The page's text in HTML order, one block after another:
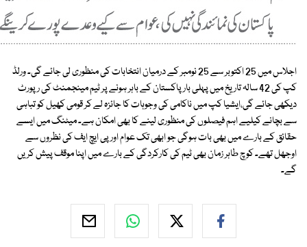
اجلاس میں 25 اکتوبر سے 25 نومبر کے درمیان انتخابات کی منظوری لی جائے گی۔ ورلڈ
کپ کی 42 سالہ تاریخ میں پہلی بار پاکستان کے باہر ہونے پر ٹیم مینجمنٹ کی رپورٹ
دیکھی جائے گی،ایشیا کپ میں ناکامی کی وجوہات کا جائزہ لے کر قومی کھیل کو تباہی
سے بچانے کیلیے اہم فیصلوں کی منظوری لینے کا بھی امکان ہے۔ میٹنگ میں ایسے
حقائق کے بارے میں بھی بات ہوگی جو ابھی تک عوام اور پی ایچ ایف کی نظروں سے
اوجھل تھے۔ کوچ طاہر زمان بھی ٹیم کی کارکردگی کے بارے میں اپنا موقف پیش کریں
گے۔